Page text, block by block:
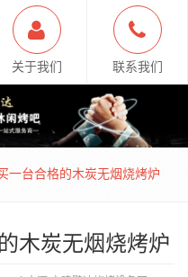
关于我们 联系我们
一台合格的木炭无烟烧烤炉
木炭无烟烧烤炉